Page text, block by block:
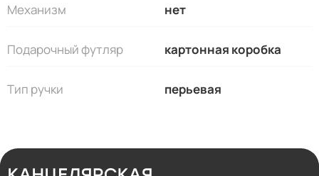
Механизм нет
Подарочный футляр картонная коробка
Тип ручки перьевая